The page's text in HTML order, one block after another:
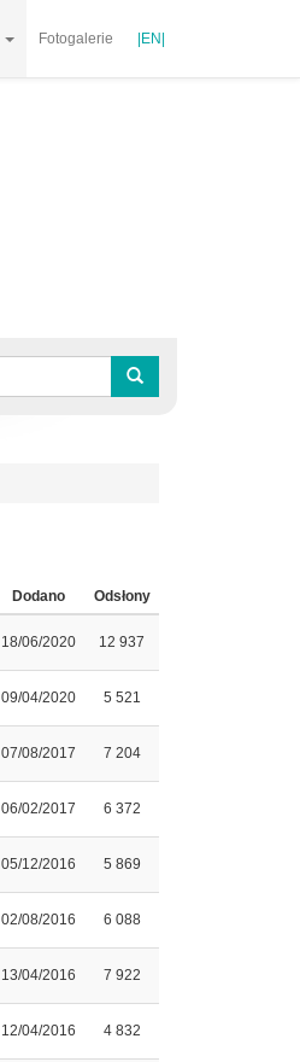
Fotogalerie |EN|
Dodano Odsłony
18/06/2020 12 937
09/04/2020 5 521
07/08/2017 7 204
06/02/2017 6 372
05/12/2016 5 869
02/08/2016 6 088
13/04/2016 7 922
12/04/2016 4 832